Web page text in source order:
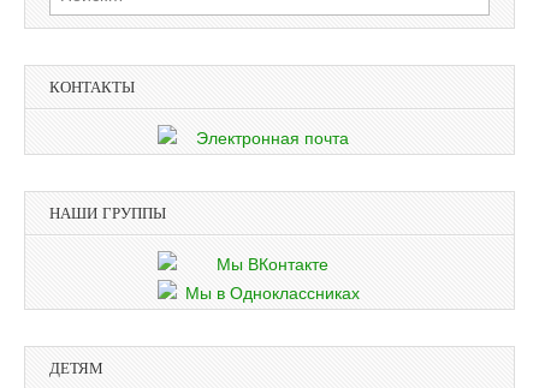
КОНТАКТЫ
НАШИ ГРУППЫ
ДЕТЯМ